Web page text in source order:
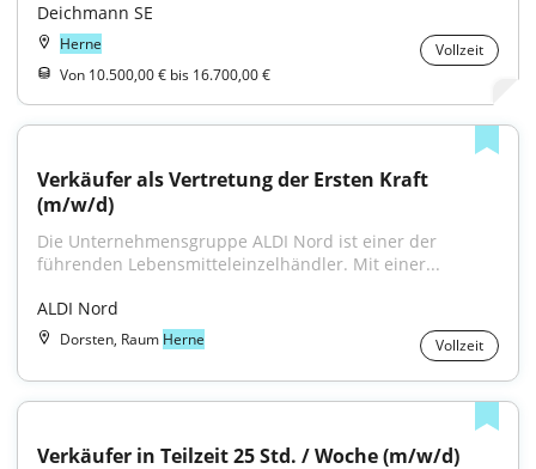
Deichmann SE
Herne
Vollzeit
Von 10.500,00 € bis 16.700,00 €
Verkäufer als Vertretung der Ersten Kraft
(m/w/d)
Die Unternehmensgruppe ALDI Nord ist einer der
führenden Lebensmitteleinzelhändler. Mit einer...
ALDI Nord
Dorsten, Raum Herne Vollzeit
Verkäufer in Teilzeit 25 Std. / Woche (m/w/d)